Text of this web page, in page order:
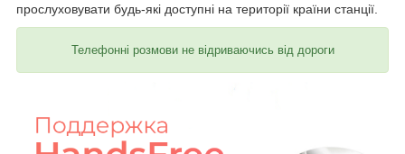
прослуховувати будь-які доступні на території країни станції.
Телефонні розмови не відриваючись від дороги